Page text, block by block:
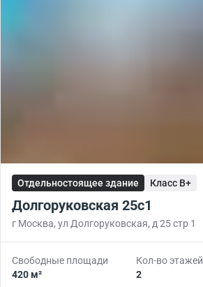
Отдельностоящее здание Класс B+
Долгоруковская 25с1
г Москва, ул Долгоруковская, д 25 стр 1
Свободные площади
420 м²
Кол-во этажей
2